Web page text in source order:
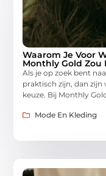
Waarom Je Voor
Monthly Gold Zou
Als je op zoek bent
praktisch zijn, dan
keuze. Bij Monthly
Mode En Kleding